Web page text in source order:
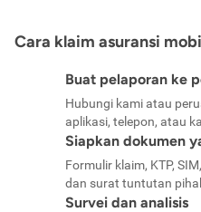
Cara klaim asuransi
Buat pelaporan ke
Hubungi kami atau
aplikasi, telepon, atau
Siapkan dokumen
Formulir klaim, KTP,
dan surat tuntutan
Survei dan analisis